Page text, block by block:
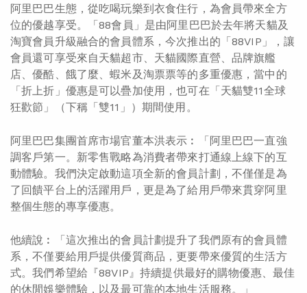
阿里巴巴生態，從吃喝玩樂到衣食住行，為會員帶來全方
位的優越享受。「88會員」是由阿里巴巴於去年將天貓及
淘寶會員升級融合的會員體系，今次推出的「88VIP」，讓
會員還可享受來自天貓超市、天貓國際直營、品牌旗艦
店、優酷、餓了麼、蝦米及淘票票等的多重優惠，當中的
「折上折」優惠是可以疊加使用，也可在「天貓雙11全球
狂歡節」（下稱「雙11」）期間使用。
阿里巴巴集團首席市場官董本洪表示︰「阿里巴巴一直強
調客戶第一。新零售戰略為消費者帶來打通線上線下的互
動體驗。我們決定啟動這項全新的會員計劃，不僅僅是為
了回饋平台上的活躍用戶，更是為了給用戶帶來貫穿阿里
整個生態的專享優惠。
他續說︰「這次推出的會員計劃提升了我們原有的會員體
系，不僅要給用戶提供優質商品，更要帶來優質的生活方
式。我們希望給『88VIP』持續提供最好的購物優惠、最佳
的休閒娛樂體驗，以及最可靠的本地生活服務。」